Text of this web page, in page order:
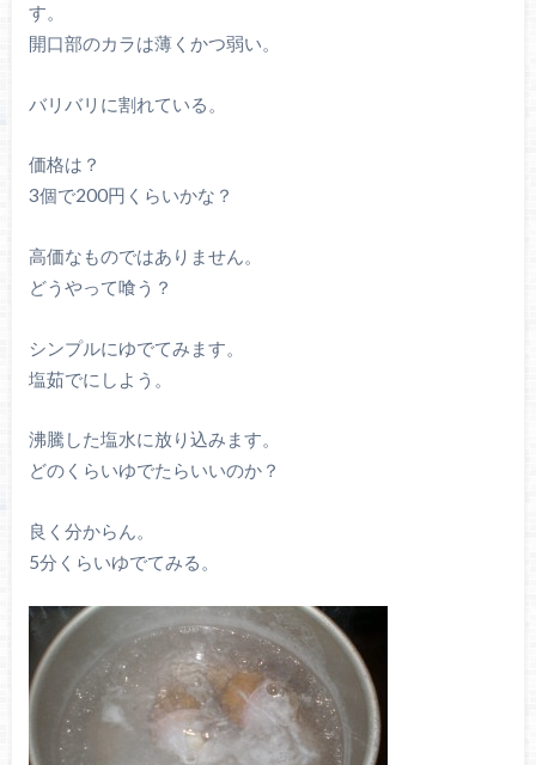
す。
開口部のカラは薄くかつ弱い。
バリバリに割れている。
価格は？
3個で200円くらいかな？
高価なものではありません。
どうやって喰う？
シンプルにゆでてみます。
塩茹でにしよう。
沸騰した塩水に放り込みます。
どのくらいゆでたらいいのか？
良く分からん。
5分くらいゆでてみる。